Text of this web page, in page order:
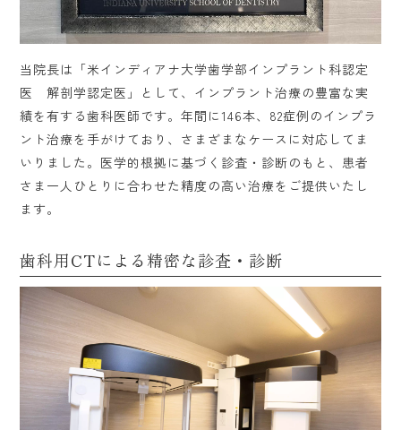
当院長は「米インディアナ大学歯学部インプラント科認定
医 解剖学認定医」として、インプラント治療の豊富な実
績を有する歯科医師です。年間に146本、82症例のインプラ
ント治療を手がけており、さまざまなケースに対応してま
いりました。医学的根拠に基づく診査・診断のもと、患者
さま一人ひとりに合わせた精度の高い治療をご提供いたし
ます。
歯科用CTによる精密な診査・診断